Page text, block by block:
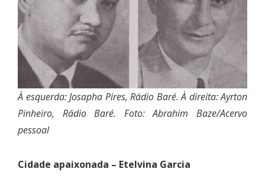
À esquerda: Josapha Pires, Rádio Baré. À direita: Ayrton
Pinheiro, Rádio Baré. Foto: Abrahim Baze/Acervo
pessoal
Cidade apaixonada – Etelvina Garcia